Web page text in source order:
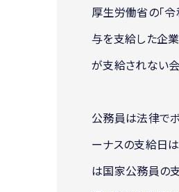
厚生労働省の「
与を支給した企
が支給されない会
公務員は法律で
ーナスの支給日
は国家公務員の